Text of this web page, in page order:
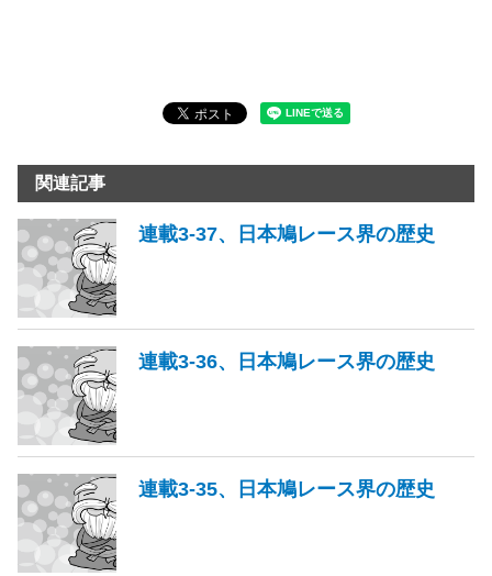
関連記事
連載3-37、日本鳩レース界の歴史
連載3-36、日本鳩レース界の歴史
連載3-35、日本鳩レース界の歴史